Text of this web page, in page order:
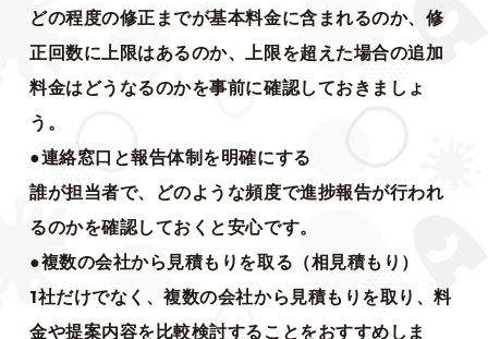
どの程度の修正までが基本料金に含まれるのか、修
正回数に上限はあるのか、上限を超えた場合の追加
料金はどうなるのかを事前に確認しておきましょ
う。
●連絡窓口と報告体制を明確にする
誰が担当者で、どのような頻度で進捗報告が行われ
るのかを確認しておくと安心です。
●複数の会社から見積もりを取る（相見積もり）
1社だけでなく、複数の会社から見積もりを取り、料
金や提案内容を比較検討することをおすすめしま